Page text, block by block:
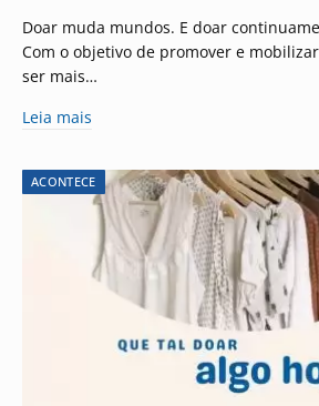
Doar muda mundos. E doar
Com o objetivo de promover e
ser mais…
Leia mais
ACONTECE